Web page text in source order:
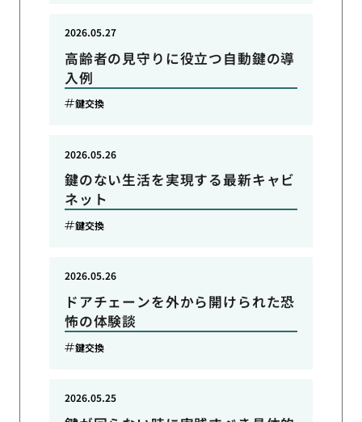
高齢者の見守りに役立つ自動鍵の導
入例
2026.05.27
鍵交換
鍵のない生活を実現する最新キャビ
ネット
2026.05.26
鍵交換
ドアチェーンを外から開けられた恐
怖の体験談
2026.05.26
鍵交換
2026.05.25